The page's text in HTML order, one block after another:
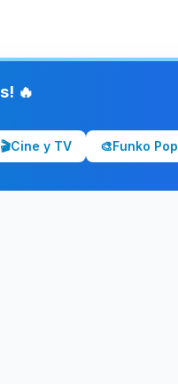
🔥
🎬Cine y TV 🎨Funko Pop